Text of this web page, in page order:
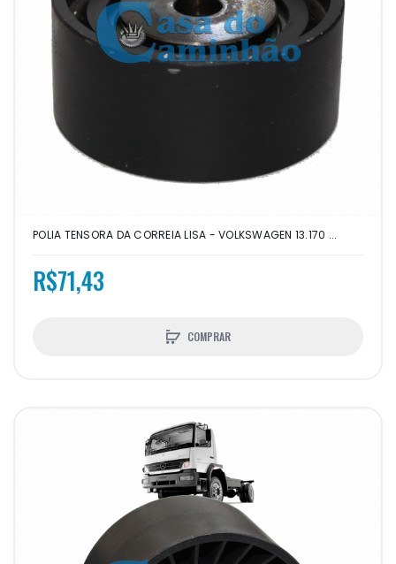
POLIA TENSORA DA CORREIA LISA - VOLKSWAGEN 13.170 ...
R$71,43
COMPRAR